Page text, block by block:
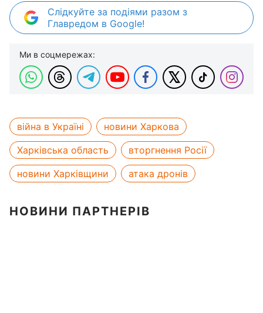
Слідкуйте за подіями разом з
Главредом в Google!
Ми в соцмережах:
війна в Україні
новини Харкова
Харківська область
вторгнення Росії
новини Харківщини
атака дронів
НОВИНИ ПАРТНЕРІВ